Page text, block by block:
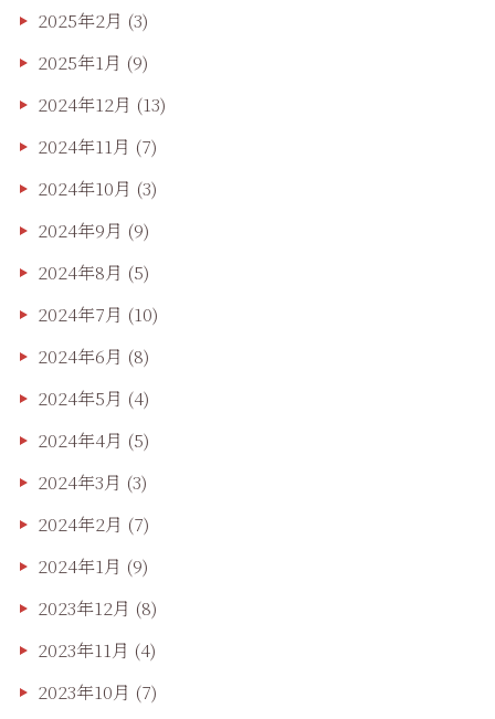
2025年2月 (3)
2025年1月 (9)
2024年12月 (13)
2024年11月 (7)
2024年10月 (3)
2024年9月 (9)
2024年8月 (5)
2024年7月 (10)
2024年6月 (8)
2024年5月 (4)
2024年4月 (5)
2024年3月 (3)
2024年2月 (7)
2024年1月 (9)
2023年12月 (8)
2023年11月 (4)
2023年10月 (7)